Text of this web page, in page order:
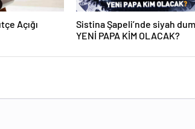
Açığı
Sistina Şapeli’nde siyah
YENİ PAPA KİM OLACAK?